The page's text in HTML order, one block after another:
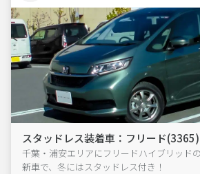
スタッドレス装着車：フリード(3365)
千葉・浦安エリアにフリードハイブリッド
新車で、冬にはスタッドレス付き！